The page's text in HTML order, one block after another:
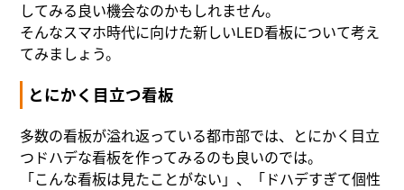
してみる良い機会なのかもしれません。
そんなスマホ時代に向けた新しいLED看板について考え
てみましょう。
とにかく目立つ看板
多数の看板が溢れ返っている都市部では、とにかく目立
つドハデな看板を作ってみるのも良いのでは。
「こんな看板は見たことがない」、「ドハデすぎて個性